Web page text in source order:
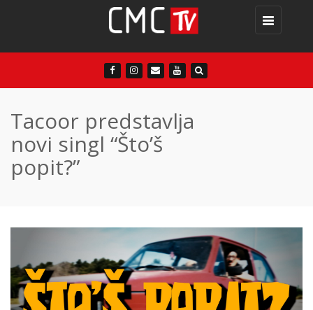
Toggle
Tacoor predstavlja
novi singl “Što’š
popit?”